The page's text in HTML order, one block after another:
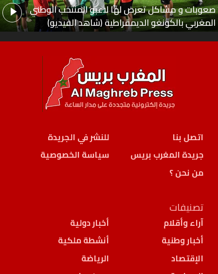
صعوبات و مشاكل تعرض لها لاعبو المنتخب الوطني
المغربي بالكونغو الديمقراطية (شاهد الفيديو)
اتصل بنا
للنشر في الجريدة
جريدة المغرب بريس
سياسة الخصوصية
من نحن ؟
تصنيفات
آراء وأقلام
أخبار دولية
أخبار وطنية
أنشطة ملكية
الإقتصاد
الرياضة